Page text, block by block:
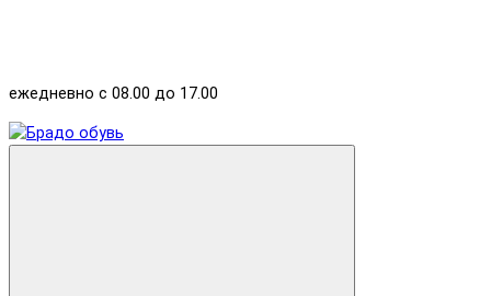
ежедневно с 08.00 до 17.00